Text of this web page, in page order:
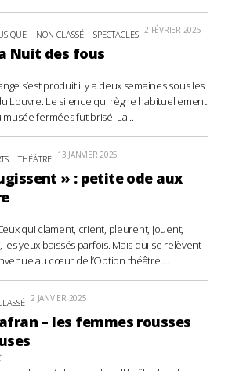
NON CLASSÉ SPECTACLES 2 FÉVRIER 2025
Nuit des fous
s’est produit il y a deux semaines sous les
Louvre. Le silence qui règne habituellement
fermées fut brisé. La...
THÉÂTRE 13 JANVIER 2025
» : petite ode aux
qui clament, crient, pleurent, jouent,
yeux baissés parfois. Mais qui se relèvent
au cœur de l’Option théâtre....
2 JANVIER 2025
– les femmes rousses